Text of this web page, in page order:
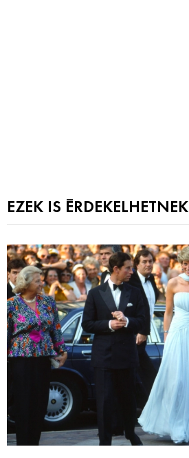
EZEK IS ÉRDEKELHETNEK